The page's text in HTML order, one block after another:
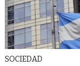
SOCIEDAD